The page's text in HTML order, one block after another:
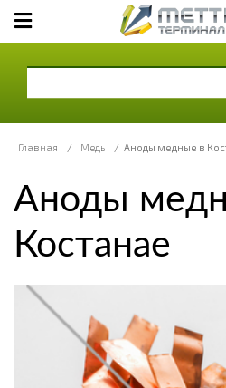
Главная / Медь / Аноды медные в
Аноды
Костанае